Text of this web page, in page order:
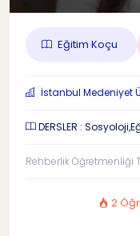
Eğitim Koçu
İstanbul Medeniyet
DERSLER :
Rehberlik Öğretmenliği
2